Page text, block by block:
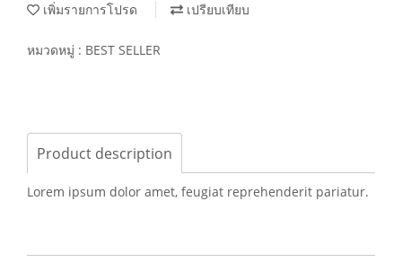
เพิ่มรายการโปรด เปรียบเทียบ
หมวดหมู่ : BEST SELLER
Product description
Lorem ipsum dolor amet, feugiat reprehenderit pariatur.